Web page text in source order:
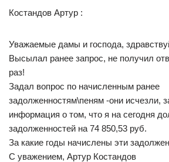
Костандов Артур :
Уважаемые дамы и господа,
Высылал ранее запрос, не получил
раз!
Задал вопрос по начисленным ранее
задолженностям\пеням -они исчезли,
информация о том, что я на сегодня
задолженностей на 74 850,53 руб.
За какие годы начислены эти
С уважением, Артур Костандов